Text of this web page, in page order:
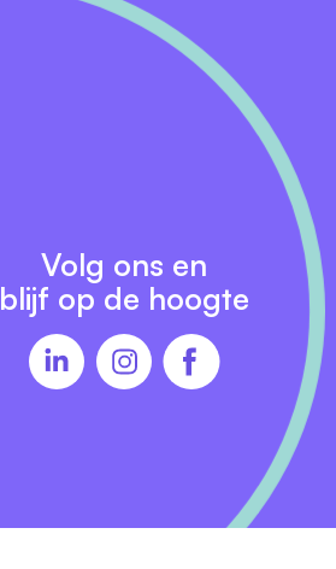
Volg ons en
blijf op de hoogte